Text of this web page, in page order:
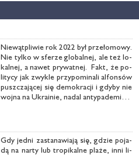
Nie­wąt­pli­wie rok 2022 był prze­ło­mo­wy.
Nie tyl­ko w sfe­rze glo­bal­nej, ale też lo­
kal­nej, a na­wet pry­wat­nej. Fakt, że po­
li­ty­cy jak zwy­kle przy­po­mi­na­li al­fon­sów
pusz­cza­ją­cej się de­mo­kra­cji i gdy­by nie
woj­na na Ukra­inie, na­dal an­ty­pa­de­micz­
Gdy jed­ni za­sta­na­wia­ją się, gdzie po­ja­
dą na nar­ty lub tro­pi­kal­ne pla­że, in­ni li­